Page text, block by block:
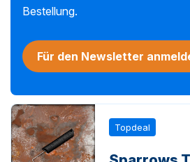
Bestellung.
Für den Newsletter
Topdeal